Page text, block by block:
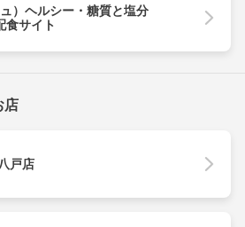
）ヘルシー・糖質と塩分
食サイト
店
戸店